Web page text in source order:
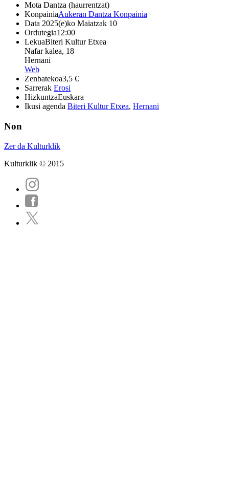
Mota Dantza (haurrentzat)
KonpainiaAukeran Dantza Konpainia
Data 2025(e)ko Maiatzak 10
Ordutegia12:00
LekuaBiteri Kultur Etxea
Nafar kalea, 18
Hernani
Web
Zenbatekoa3,5 €
Sarrerak Erosi
HizkuntzaEuskara
Ikusi agenda Biteri Kultur Etxea, Hernani
Non
Zer da Kulturklik
Kulturklik © 2015